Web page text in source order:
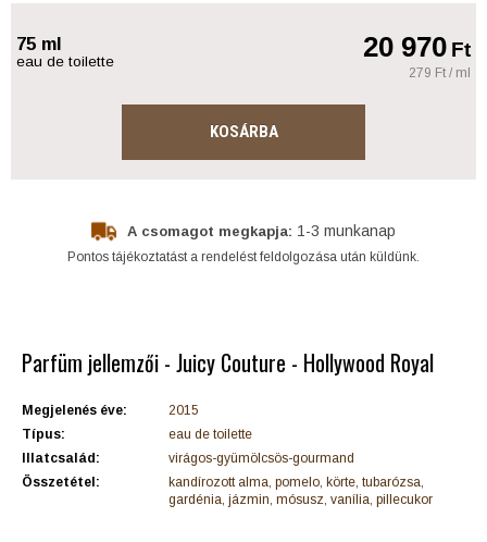
75 ml
eau de toilette 20 970Ft
279 Ft / ml
KOSÁRBA
A csomagot megkapja: 1-3 munkanap
Pontos tájékoztatást a rendelést feldolgozása után küldünk.
Parfüm jellemzői - Juicy Couture - Hollywood Royal
Megjelenés éve:
2015
Típus:
eau de toilette
Illatcsalád:
virágos-gyümölcsös-gourmand
Összetétel:
kandírozott alma, pomelo, körte, tubarózsa,
gardénia, jázmin, mósusz, vanília, pillecukor